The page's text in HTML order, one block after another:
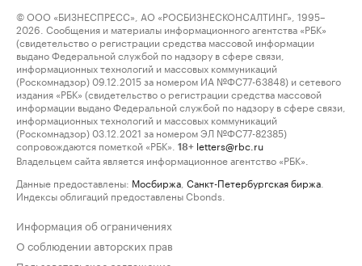
© ООО «БИЗНЕСПРЕСС», АО «РОСБИЗНЕСКОНСАЛТИНГ», 1995–
2026. Сообщения и материалы информационного агентства «РБК»
(свидетельство о регистрации средства массовой информации
выдано Федеральной службой по надзору в сфере связи,
информационных технологий и массовых коммуникаций
(Роскомнадзор) 09.12.2015 за номером ИА №ФС77-63848) и сетевого
издания «РБК» (свидетельство о регистрации средства массовой
информации выдано Федеральной службой по надзору в сфере связи,
информационных технологий и массовых коммуникаций
(Роскомнадзор) 03.12.2021 за номером ЭЛ №ФС77-82385)
сопровождаются пометкой «РБК».
18+ letters@rbc.ru
Владельцем сайта является информационное агентство «РБК».
Данные предоставлены: Мосбиржа Санкт-Петербургская биржа
Индексы облигаций предоставлены Cbonds.
Информация об ограничениях
О соблюдении авторских прав